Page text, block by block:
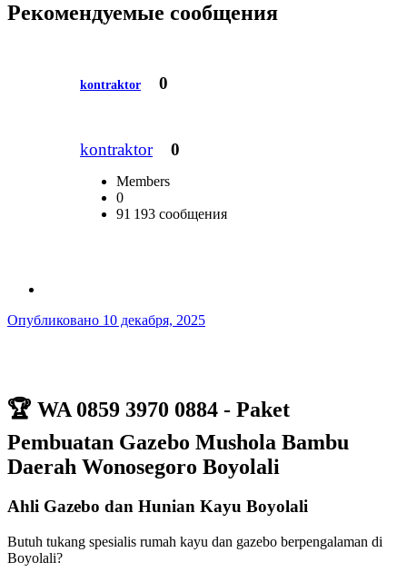
Рекомендуемые сообщения
kontraktor 0
kontraktor 0
Members
0
91 193 сообщения
Опубликовано 10 декабря, 2025
🏆 WA 0859 3970 0884 - Paket
Pembuatan Gazebo Mushola Bambu
Daerah Wonosegoro Boyolali
Ahli Gazebo dan Hunian Kayu Boyolali
Butuh tukang spesialis rumah kayu dan gazebo berpengalaman di
Boyolali?